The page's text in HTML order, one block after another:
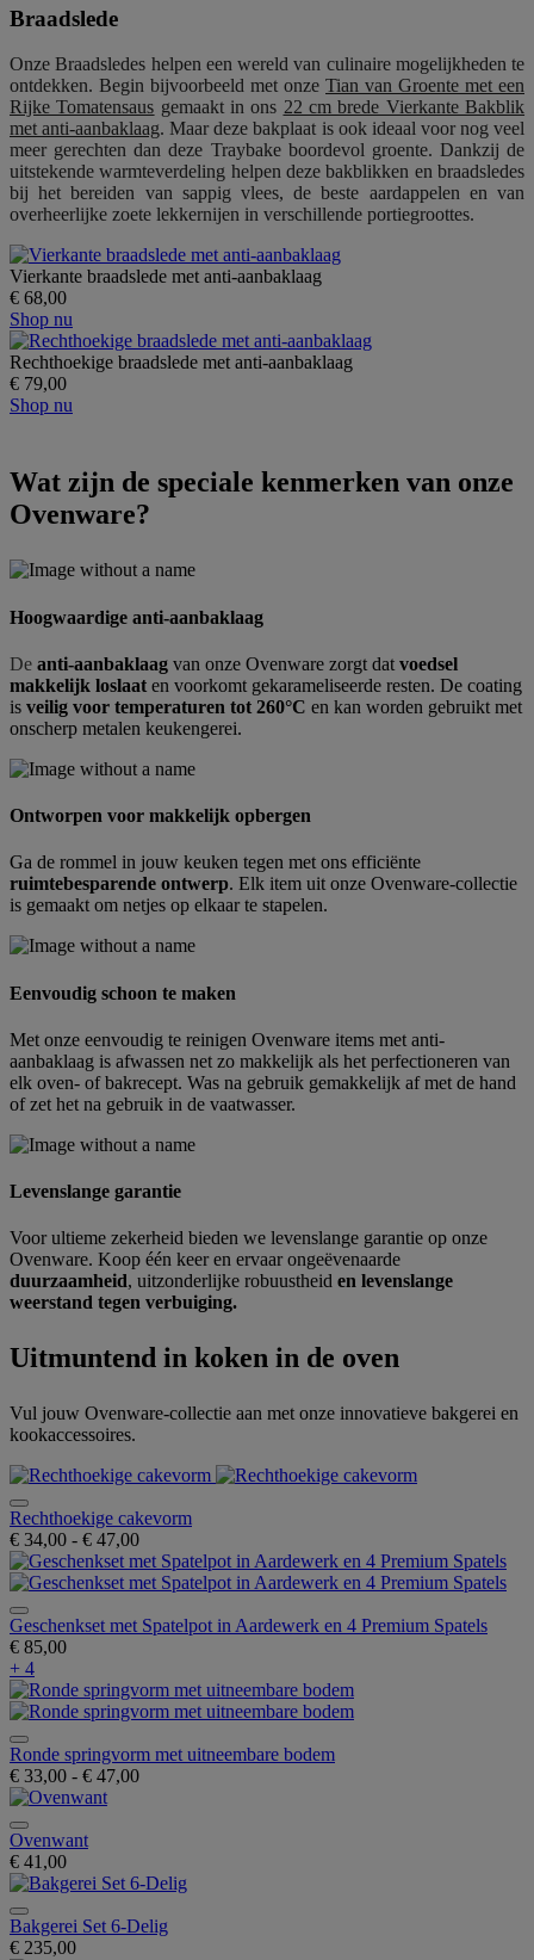
Braadslede
Onze Braadsledes helpen een wereld van culinaire mogelijkheden te
ontdekken. Begin bijvoorbeeld met onze Tian van Groente met een
Rijke Tomatensaus gemaakt in ons 22 cm brede Vierkante Bakblik
met anti-aanbaklaag. Maar deze bakplaat is ook ideaal voor nog veel
meer gerechten dan deze Traybake boordevol groente. Dankzij de
uitstekende warmteverdeling helpen deze bakblikken en braadsledes
bij het bereiden van sappig vlees, de beste aardappelen en van
overheerlijke zoete lekkernijen in verschillende portiegroottes.
Vierkante braadslede met anti-aanbaklaag
€ 68,00
Shop nu
Rechthoekige braadslede met anti-aanbaklaag
€ 79,00
Shop nu
Wat zijn de speciale kenmerken van onze
Ovenware?
Hoogwaardige anti-aanbaklaag
De anti-aanbaklaag van onze Ovenware zorgt dat voedsel
makkelijk loslaat en voorkomt gekarameliseerde resten. De coating
is veilig voor temperaturen tot 260°C en kan worden gebruikt met
onscherp metalen keukengerei.
Ontworpen voor makkelijk opbergen
Ga de rommel in jouw keuken tegen met ons efficiënte
ruimtebesparende ontwerp. Elk item uit onze Ovenware-collectie
is gemaakt om netjes op elkaar te stapelen.
Eenvoudig schoon te maken
Met onze eenvoudig te reinigen Ovenware items met anti-
aanbaklaag is afwassen net zo makkelijk als het perfectioneren van
elk oven- of bakrecept. Was na gebruik gemakkelijk af met de hand
of zet het na gebruik in de vaatwasser.
Levenslange garantie
Voor ultieme zekerheid bieden we levenslange garantie op onze
Ovenware. Koop één keer en ervaar ongeëvenaarde
duurzaamheid, uitzonderlijke robuustheid en levenslange
weerstand tegen verbuiging.
Uitmuntend in koken in de oven
Vul jouw Ovenware-collectie aan met onze innovatieve bakgerei en
kookaccessoires.
Rechthoekige cakevorm
€ 34,00 - € 47,00
Geschenkset met Spatelpot in Aardewerk en 4 Premium Spatels
€ 85,00
+ 4
Ronde springvorm met uitneembare bodem
€ 33,00 - € 47,00
Ovenwant
€ 41,00
Bakgerei Set 6-Delig
€ 235,00